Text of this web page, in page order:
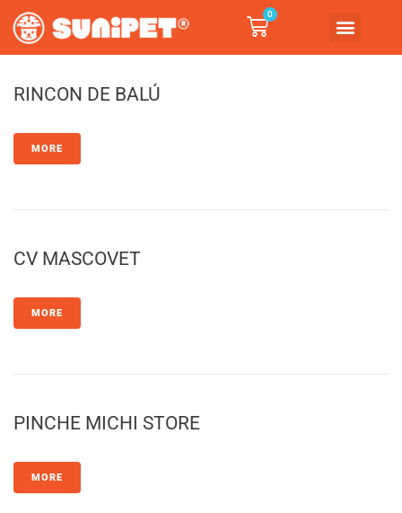
0
RINCON DE BALÚ
MORE
CV MASCOVET
MORE
PINCHE MICHI STORE
MORE